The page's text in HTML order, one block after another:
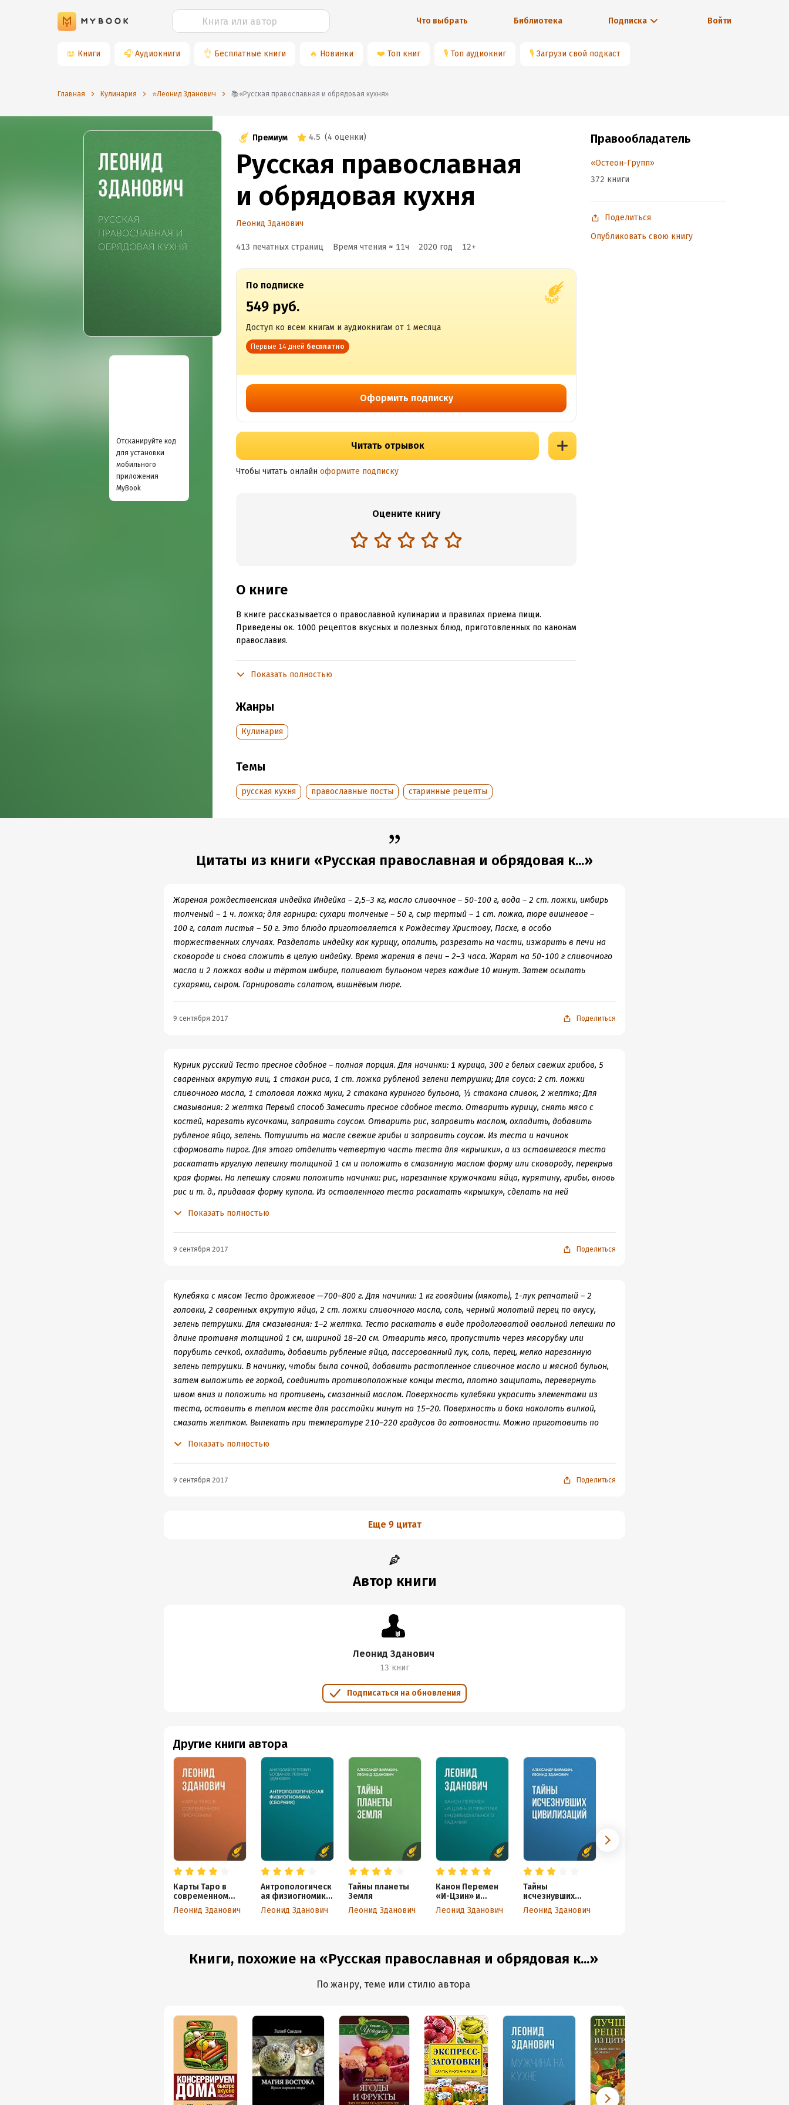
Что выбрать Библиотека Подписка Войти
📖 Книги 🎧 Аудиокниги 👌 Бесплатные книги 🔥 Новинки ❤️ Топ книг 🎙 Топ аудиокниг 🎙 Загрузи свой подкаст
Главная Кулинария ⭐️Леонид Зданович 📚«Русская православная и обрядовая кухня»
Отсканируйте код
для установки
мобильного
приложения
MyBook
Премиум 4.5 (4 оценки)
Русская православная
и обрядовая кухня
Леонид Зданович
413 печатных страниц Время чтения ≈ 11ч 2020 год 12+
По подписке
549 руб.
Доступ ко всем книгам и аудиокнигам от 1 месяца
Первые 14 дней бесплатно
Оформить подписку
Читать отрывок
Чтобы читать онлайн оформите подписку
Оцените книгу
О книге
В книге рассказывается о православной кулинарии и правилах приема пищи.
Приведены ок. 1000 рецептов вкусных и полезных блюд, приготовленных по канонам
православия.
Подробная информация
Год издания:
Дата поступления:
Показать полностью
Жанры
Кулинария
Темы
русская кухня православные посты старинные рецепты
Правообладатель
«Остеон-Групп»
372 книги
Поделиться
Опубликовать свою книгу
Цитаты из книги «Русская православная и обрядовая к...»
Жареная рождественская индейка Индейка – 2,5–3 кг, масло сливочное – 50-100 г, вода – 2 ст. ложки, имбирь
толченый – 1 ч. ложка; для гарнира: сухари толченые – 50 г, сыр тертый – 1 ст. ложка, пюре вишневое –
100 г, салат листья – 50 г. Это блюдо приготовляется к Рождеству Христову, Пасхе, в особо
торжественных случаях. Разделать индейку как курицу, опалить, разрезать на части, изжарить в печи на
сковороде и снова сложить в целую индейку. Время жарения в печи – 2–3 часа. Жарят на 50-100 г сливочного
масла и 2 ложках воды и тёртом имбире, поливают бульоном через каждые 10 минут. Затем осыпать
сухарями, сыром. Гарнировать салатом, вишнёвым пюре.
9 сентября 2017 Поделиться
Курник русский Тесто пресное сдобное – полная порция. Для начинки: 1 курица, 300 г белых свежих грибов, 5
сваренных вкрутую яиц, 1 стакан риса, 1 ст. ложка рубленой зелени петрушки; Для соуса: 2 ст. ложки
сливочного масла, 1 столовая ложка муки, 2 стакана куриного бульона, ½ стакана сливок, 2 желтка; Для
смазывания: 2 желтка Первый способ Замесить пресное сдобное тесто. Отварить курицу, снять мясо с
костей, нарезать кусочками, заправить соусом. Отварить рис, заправить маслом, охладить, добавить
рубленое яйцо, зелень. Потушить на масле свежие грибы и заправить соусом. Из теста и начинок
сформовать пирог. Для этого отделить четвертую часть теста для «крышки», а из оставшегося теста
раскатать круглую лепешку толщиной 1 см и положить в смазанную маслом форму или сковороду, перекрыв
края формы. На лепешку слоями положить начинки: рис, нарезанные кружочками яйца, курятину, грибы, вновь
рис и т. д., придавая форму купола. Из оставленного теста раскатать «крышку», сделать на ней
зарумянится, пирог готов. К курнику подают соус, для приготовления которого нужно растереть с мукой 1
снять с огня и при непрерывном помешивании заправить желтками, растертыми с 1 столовой ложкой
сливочного масла.
Показать полностью
9 сентября 2017 Поделиться
Кулебяка с мясом Тесто дрожжевое —700–800 г. Для начинки: 1 кг говядины (мякоть), 1-лук репчатый – 2
головки, 2 сваренных вкрутую яйца, 2 ст. ложки сливочного масла, соль, черный молотый перец по вкусу,
зелень петрушки. Для смазывания: 1–2 желтка. Тесто раскатать в виде продолговатой овальной лепешки по
длине противня толщиной 1 см, шириной 18–20 см. Отварить мясо, пропустить через мясорубку или
порубить сечкой, охладить, добавить рубленые яйца, пассерованный лук, соль, перец, мелко нарезанную
зелень петрушки. В начинку, чтобы была сочной, добавить растопленное сливочное масло и мясной бульон,
затем выложить ее горкой, соединить противоположные концы теста, плотно защипать, перевернуть
швом вниз и положить на противень, смазанный маслом. Поверхность кулебяки украсить элементами из
теста, оставить в теплом месте для расстойки минут на 15–20. Поверхность и бока наколоть вилкой,
смазать желтком. Выпекать при температуре 210–220 градусов до готовности. Можно приготовить по
блинами. Подают кулебяку к крепкому мясному бульону, чаю или как закуску.
Показать полностью
9 сентября 2017 Поделиться
Еще 9 цитат
Автор книги
Леонид Зданович
13 книг
Подписаться на обновления
Другие книги автора
Карты Таро в
современном
прочтении
Леонид Зданович
Антропологическ
ая физиогномика
(сборник)
Леонид Зданович
Тайны планеты
Земля
Леонид Зданович
Канон Перемен
«И-Цзин» и
практика
индивидуального
Леонид Зданович
Тайны
исчезнувших
цивилизаций
Леонид Зданович
Книги, похожие на «Русская православная и обрядовая к...»
По жанру, теме или стилю автора